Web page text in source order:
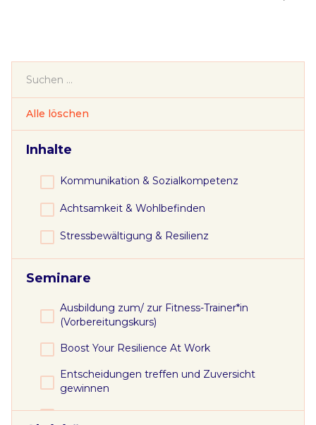
Alle löschen
Inhalte
Kommunikation & Sozialkompetenz
Achtsamkeit & Wohlbefinden
Stressbewältigung & Resilienz
Seminare
Ausbildung zum/ zur Fitness-Trainer*in
(Vorbereitungskurs)
Boost Your Resilience At Work
Entscheidungen treffen und Zuversicht
gewinnen
Gesundheitsförderung im Arbeitsalltag